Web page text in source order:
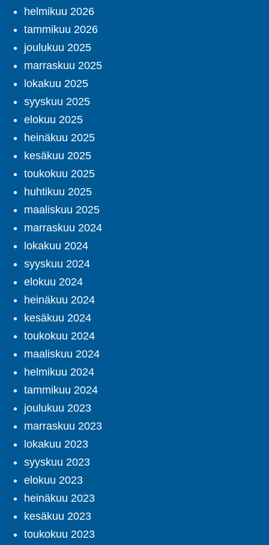
helmikuu 2026
tammikuu 2026
joulukuu 2025
marraskuu 2025
lokakuu 2025
syyskuu 2025
elokuu 2025
heinäkuu 2025
kesäkuu 2025
toukokuu 2025
huhtikuu 2025
maaliskuu 2025
marraskuu 2024
lokakuu 2024
syyskuu 2024
elokuu 2024
heinäkuu 2024
kesäkuu 2024
toukokuu 2024
maaliskuu 2024
helmikuu 2024
tammikuu 2024
joulukuu 2023
marraskuu 2023
lokakuu 2023
syyskuu 2023
elokuu 2023
heinäkuu 2023
kesäkuu 2023
toukokuu 2023